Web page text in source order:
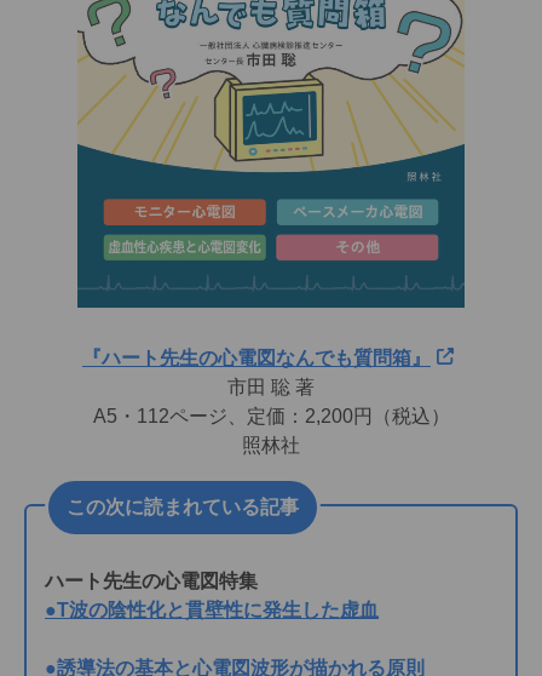
『ハート先生の心電図なんでも質問箱』
市田 聡 著
A5・112ページ、定価：2,200円（税込）
照林社
この次に読まれている記事
ハート先生の心電図特集
●T波の陰性化と貫壁性に発生した虚血
●誘導法の基本と心電図波形が描かれる原則